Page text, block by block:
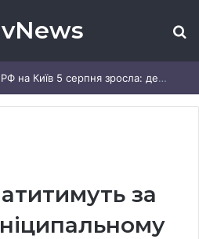
Кількість жертв атаки РФ на Київ 5 серпня зросла: деталі
за